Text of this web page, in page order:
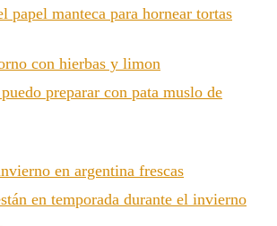
papel manteca para hornear tortas
preparar con pata muslo de
en temporada durante el invierno